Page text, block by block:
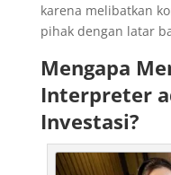
karena melibatkan
pihak dengan latar
Mengapa
Interpreter
Investasi?